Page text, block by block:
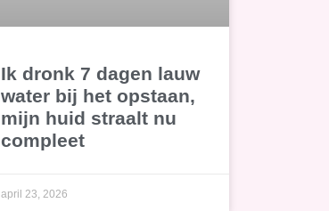
Ik dronk 7 dagen lauw
water bij het opstaan,
mijn huid straalt nu
compleet
april 23, 2026